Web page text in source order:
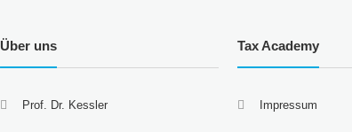
Über uns
Prof. Dr. Kessler
Tax Academy
Impressum